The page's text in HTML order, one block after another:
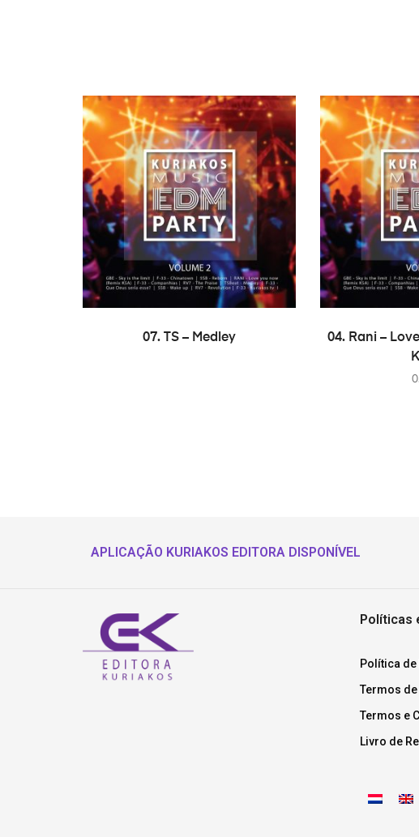
LER MAIS
07. TS – Medley
04. Rani –
APLICAÇÃO KURIAKOS EDITORA DISPONÍVEL
Políticas
Política
Termos
Termos e
Livro de